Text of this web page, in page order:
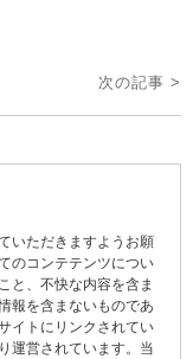
次の記事 >
いただきますようお願
のコンテテンツについ
と、不快な内容を含ま
報を含まないものであ
イトにリンクされてい
運営されています。当